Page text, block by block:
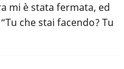
mi è stata fermata, ed
che stai facendo? Tu